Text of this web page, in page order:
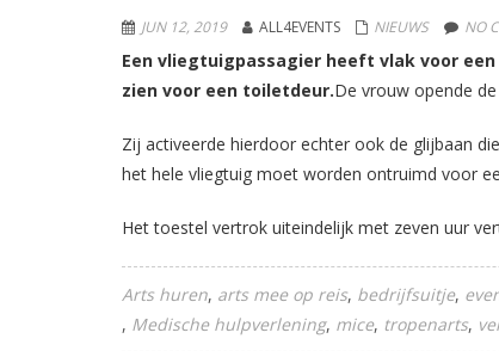
JUN 12, 2019 ALL4EVENTS NIEUWS NO
Een vliegtuigpassagier heeft vlak voor
zien voor een toiletdeur.De vrouw opende
Zij activeerde hierdoor echter ook de glijbaan
het hele vliegtuig moet worden ontruimd voor
Het toestel vertrok uiteindelijk met zeven uur
Arts huren arts mee op reis bedrijfsuitje
Medische hulpverlening mice tropenarts